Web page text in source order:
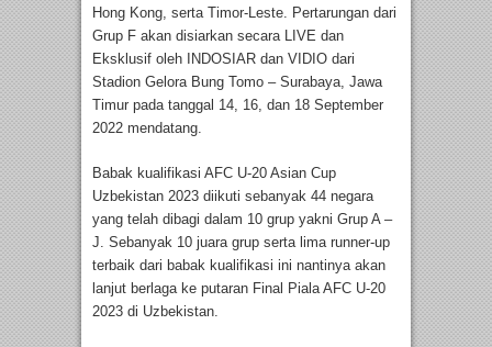
Hong Kong, serta Timor-Leste. Pertarungan dari
Grup F akan disiarkan secara LIVE dan
Eksklusif oleh INDOSIAR dan VIDIO dari
Stadion Gelora Bung Tomo – Surabaya, Jawa
Timur pada tanggal 14, 16, dan 18 September
2022 mendatang.
Babak kualifikasi AFC U-20 Asian Cup
Uzbekistan 2023 diikuti sebanyak 44 negara
yang telah dibagi dalam 10 grup yakni Grup A –
J. Sebanyak 10 juara grup serta lima runner-up
terbaik dari babak kualifikasi ini nantinya akan
lanjut berlaga ke putaran Final Piala AFC U-20
2023 di Uzbekistan.